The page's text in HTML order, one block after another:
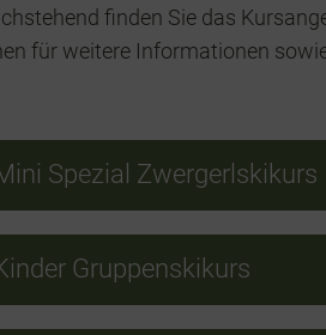
finden Sie das
für weitere Informationen
Spezial Zwergerlskikurs
Gruppenskikurs